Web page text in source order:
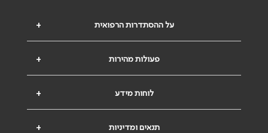
+ על ההסתדרות הרפואית
+ פעולות מהירות
+ לוחות מידע
+ תנאים ומדיניות